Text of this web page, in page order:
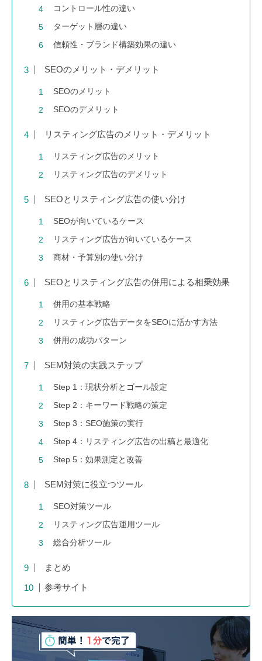
コントロール性の違い
ターゲット層の違い
信頼性・ブランド構築効果の違い
SEOのメリット・デメリット
SEOのメリット
SEOのデメリット
リスティング広告のメリット・デメリット
リスティング広告のメリット
リスティング広告のデメリット
SEOとリスティング広告の使い分け
SEOが向いているケース
リスティング広告が向いているケース
商材・予算別の使い分け
SEOとリスティング広告の併用による相乗効果
併用の基本戦略
リスティング広告データをSEOに活かす方法
併用の成功パターン
SEM対策の実践ステップ
Step 1：現状分析とゴール設定
Step 2：キーワード戦略の策定
Step 3：SEO施策の実行
Step 4：リスティング広告の出稿と最適化
Step 5：効果測定と改善
SEM対策に役立つツール
SEO対策ツール
リスティング広告運用ツール
総合分析ツール
まとめ
参考サイト